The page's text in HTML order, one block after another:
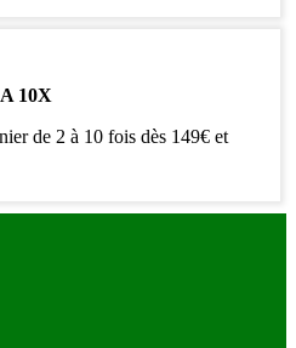
10X
de 2 à 10 fois dès 149€ et